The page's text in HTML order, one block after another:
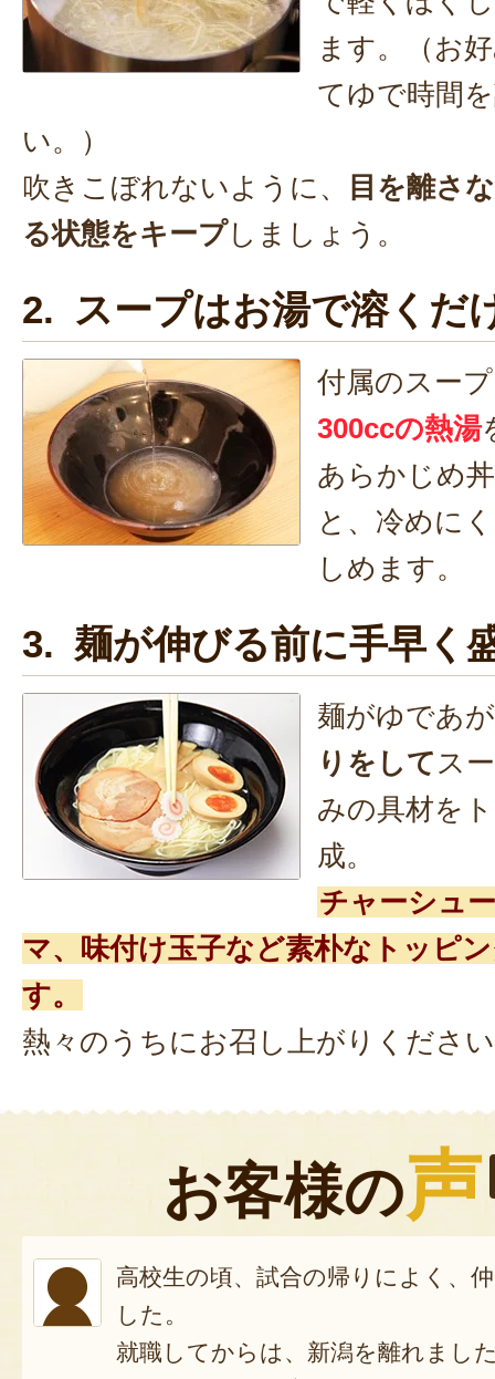
ます。（お
てゆで時間
い。）
吹きこぼれないように、
目を離さ
る状態をキープしましょう。
2. スープはお湯で溶くだ
付属のスー
300ccの熱湯
あらかじめ
と、冷めに
しめます。
3. 麺が伸びる前に手早く
麺がゆであ
りをして ス
みの具材を
成。
チャーシュ
マ、味付け玉子など素朴なトッピ
す。
熱々のうちにお召し上がりくださ
お客様の声
高校生の頃、試合の帰りによく、
した。
就職してからは、新潟を離れまし